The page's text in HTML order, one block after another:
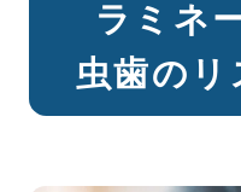
ラミネ
虫歯のリ